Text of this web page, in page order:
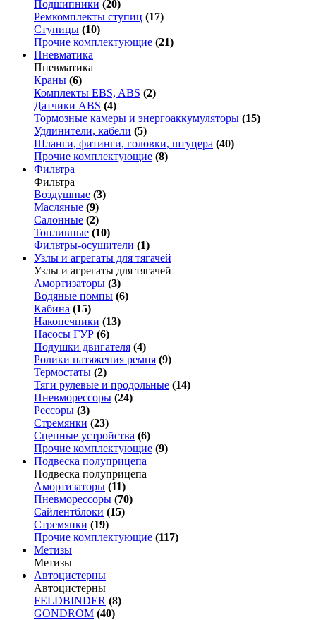
Подшипники (20)
Ремкомплекты ступиц (17)
Ступицы (10)
Прочие комплектующие (21)
Пневматика
Пневматика
Краны (6)
Комплекты EBS, ABS (2)
Датчики ABS (4)
Тормозные камеры и энергоаккумуляторы (15)
Удлинители, кабели (5)
Шланги, фитинги, головки, штуцера (40)
Прочие комплектующие (8)
Фильтра
Фильтра
Воздушные (3)
Масляные (9)
Салонные (2)
Топливные (10)
Фильтры-осушители (1)
Узлы и агрегаты для тягачей
Узлы и агрегаты для тягачей
Амортизаторы (3)
Водяные помпы (6)
Кабина (15)
Наконечники (13)
Насосы ГУР (6)
Подушки двигателя (4)
Ролики натяжения ремня (9)
Термостаты (2)
Тяги рулевые и продольные (14)
Пневморессоры (24)
Рессоры (3)
Стремянки (23)
Сцепные устройства (6)
Прочие комплектующие (9)
Подвеска полуприцепа
Подвеска полуприцепа
Амортизаторы (11)
Пневморессоры (70)
Сайлентблоки (15)
Стремянки (19)
Прочие комплектующие (117)
Метизы
Метизы
Автоцистерны
Автоцистерны
FELDBINDER (8)
GONDROM (40)